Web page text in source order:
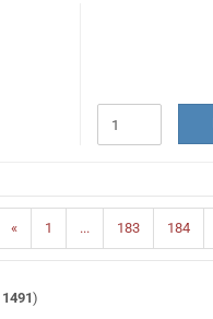
« 1 ... 183 184
1491)